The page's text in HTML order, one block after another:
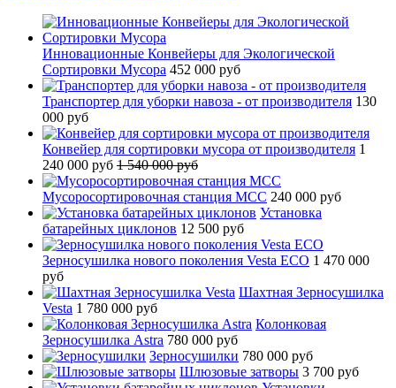
Инновационные Конвейеры для Экологической
Сортировки Мусора 452 000 руб
Транспортер для уборки навоза - от производителя 130
000 руб
Конвейер для сортировки мусора от производителя 1
240 000 руб 1 540 000 руб
Мусоросортировочная станция МСС 240 000 руб
Установка
батарейных циклонов 12 500 руб
Зерносушилка нового поколения Vesta ECO 1 470 000
руб
Шахтная Зерносушилка
Vesta 1 780 000 руб
Колонковая
Зерносушилка Astra 780 000 руб
Зерносушилки 780 000 руб
Шлюзовые затворы 3 700 руб